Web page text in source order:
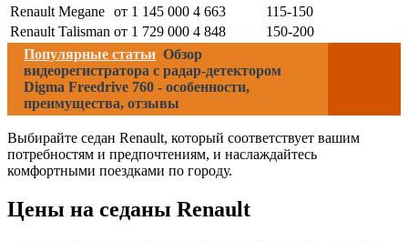
Renault Megane от 1 145 000 4 663
115-150
Renault Talisman от 1 729 000 4 848
150-200
Популярные статьи Обзор
видеорегистратора с радар-детектором
Digma Freedrive 760 - особенности,
преимущества, отзывы
Выбирайте седан Renault, который соответствует вашим
потребностям и предпочтениям, и наслаждайтесь
комфортными поездками по городу.
Цены на седаны Renault